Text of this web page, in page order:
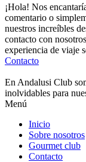
¡Hola! Nos
comentario o
nuestros increíbles
contacto con
experiencia de viaje
Contacto
En Andalusi Club
inolvidables para
Menú
Inicio
Sobre nosotros
Gourmet club
Contacto